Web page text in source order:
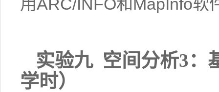
用ARC/INFO和MapInfo软
实验九 空间分析3 ：
学时）